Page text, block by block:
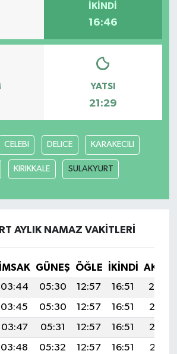
İKINDI
16:46
YATSI
21:29
CELEBI DELICE KARAKECILI
KIRIKKALE SULAKYURT
AYLIK NAMAZ VAKITLERI
İMSAK GÜNEŞ ÖĞLE İKINDI
03:44 05:30 12:57 16:51
20:14
03:45 05:30 12:57 16:51
20:13
03:47 05:31 12:57 16:51
20:12
03:48 05:32 12:57 16:51
20:11